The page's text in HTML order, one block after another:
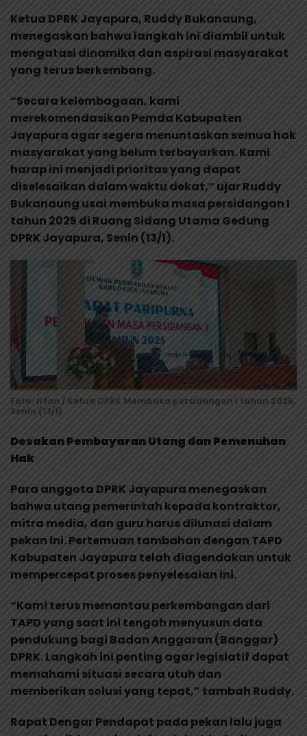
Ketua DPRK Jayapura, Ruddy Bukanaung,
menegaskan bahwa langkah ini diambil untuk
mengatasi dinamika dan aspirasi masyarakat
yang terus berkembang.
“Secara kelembagaan, kami
merekomendasikan Pemda Kabupaten
Jayapura agar segera menuntaskan semua hak
masyarakat yang belum terbayarkan. Kami
harap ini menjadi prioritas yang dapat
diselesaikan dalam waktu dekat,” ujar Ruddy
Bukanaung usai membuka masa persidangan I
tahun 2025 di Ruang Sidang Utama Gedung
DPRK Jayapura, Senin (13/1).
Foto: Irfan / Ketua DPRK Membuka persidangan I tahun 2025,
Senin (13/1)
Desakan Pembayaran Utang dan Pemenuhan
Hak
Para anggota DPRK Jayapura menegaskan
bahwa utang pemerintah kepada kontraktor,
mitra media, dan guru harus dilunasi dalam
pekan ini. Pertemuan tambahan dengan TAPD
Kabupaten Jayapura telah diagendakan untuk
mempercepat proses penyelesaian ini.
“Kami terus memantau perkembangan dari
TAPD yang saat ini tengah menyusun data
pendukung bagi Badan Anggaran (Banggar)
DPRK. Langkah ini penting agar legislatif dapat
memahami situasi secara utuh dan
memberikan solusi yang tepat,” tambah Ruddy.
Rapat Dengar Pendapat pada pekan lalu juga